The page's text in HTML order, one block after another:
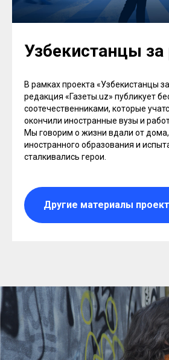
Узбекистанцы
В рамках проекта «Узбекистанцы
редакция «Газеты.uz» публикует
соотечественниками, которые
окончили иностранные вузы и
Мы говорим о жизни вдали от
иностранного образования и
сталкивались герои.
Другие материалы